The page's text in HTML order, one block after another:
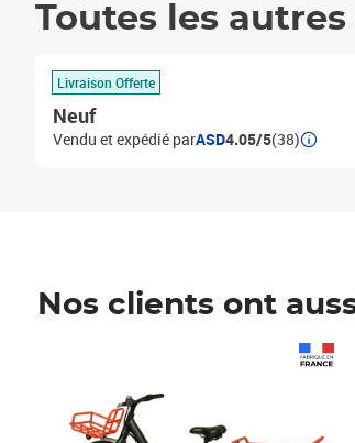
Toutes les
Livraison Offerte
Neuf
Vendu et expédié parASD4.05/5(38)
Nos clients ont